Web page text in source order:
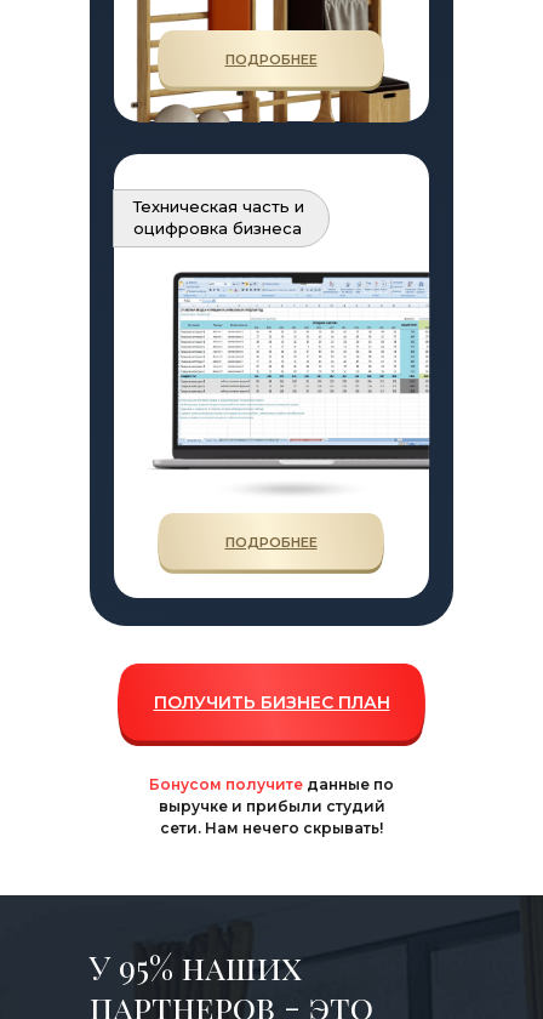
ПОЛУЧИТЬ БИЗНЕС ПЛАН
Бонусом получите данные по
выручке и прибыли студий
сети. Нам нечего скрывать!
Техническая часть и
оцифровка бизнеса
ПОДРОБНЕЕ
ПОДРОБНЕЕ
У 95% наших
партнеров - это